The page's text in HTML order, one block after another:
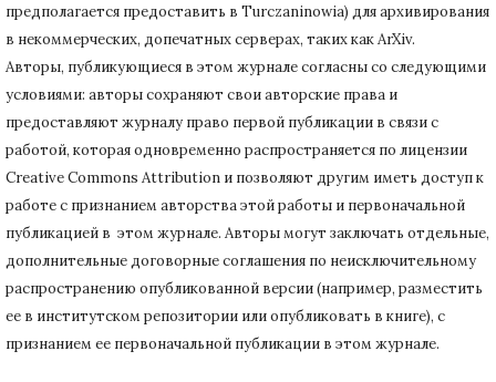
предполагается предоставить в Turczaninowia) для архивирования
в некоммерческих, допечатных серверах, таких как ArXiv.
Авторы, публикующиеся в этом журнале согласны со следующими
условиями: авторы сохраняют свои авторские права и
предоставляют журналу право первой публикации в связи с
работой, которая одновременно распространяется по лицензии
Creative Commons Attribution и позволяют другим иметь доступ к
работе с признанием авторства этой работы и первоначальной
публикацией в этом журнале. Авторы могут заключать отдельные,
дополнительные договорные соглашения по неисключительному
распространению опубликованной версии (например, разместить
ее в институтском репозитории или опубликовать в книге), с
признанием ее первоначальной публикации в этом журнале.